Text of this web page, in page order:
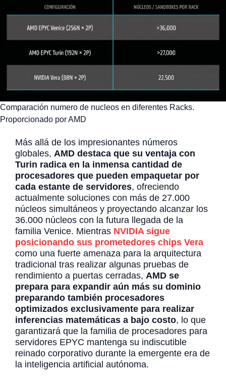
Comparación numero de nucleos en diferentes Racks.
Proporcionado por AMD
Más allá de los impresionantes números
globales, AMD destaca que su ventaja con
Turin radica en la inmensa cantidad de
procesadores que pueden empaquetar por
cada estante de servidores, ofreciendo
actualmente soluciones con más de 27.000
núcleos simultáneos y proyectando alcanzar los
36.000 núcleos con la futura llegada de la
familia Venice. Mientras NVIDIA sigue
posicionando sus prometedores chips Vera
como una fuerte amenaza para la arquitectura
tradicional tras realizar algunas pruebas de
rendimiento a puertas cerradas, AMD se
prepara para expandir aún más su dominio
preparando también procesadores
optimizados exclusivamente para realizar
inferencias matemáticas a bajo costo, lo que
garantizará que la familia de procesadores para
servidores EPYC mantenga su indiscutible
reinado corporativo durante la emergente era de
la inteligencia artificial autónoma.